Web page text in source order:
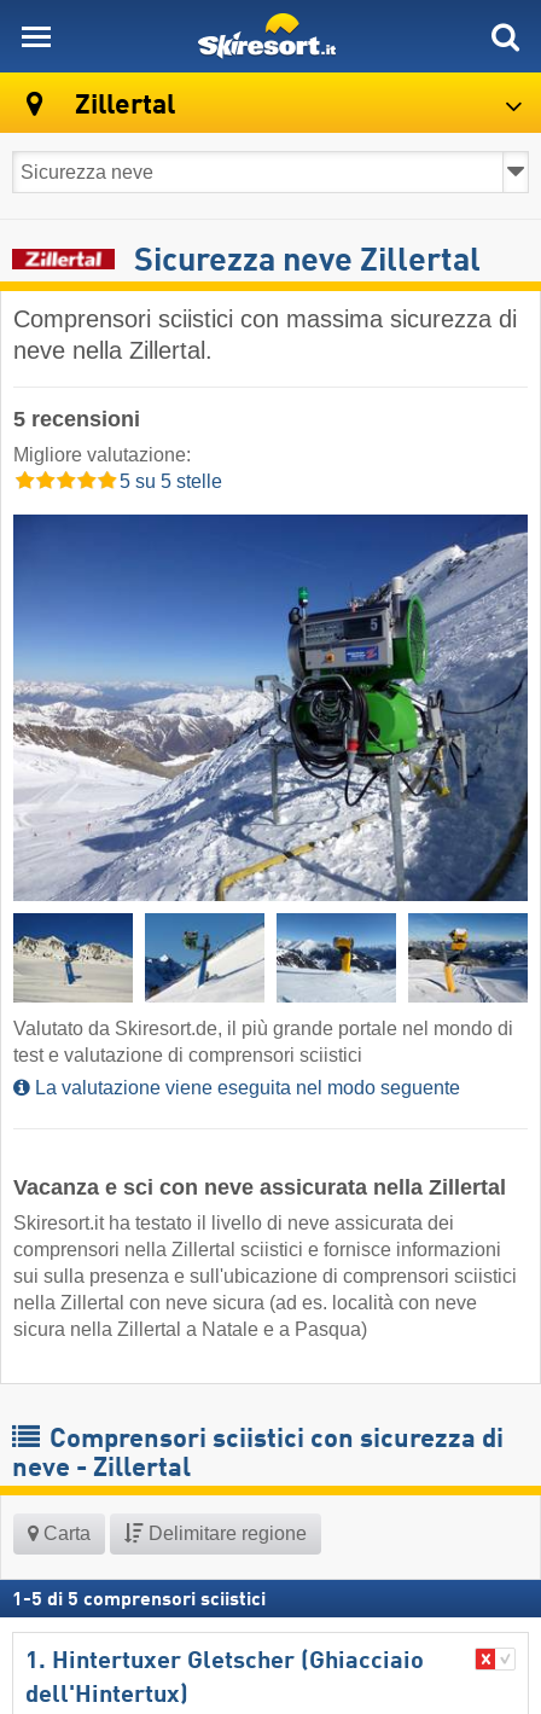
Zillertal
Sicurezza neve Zillertal
Comprensori sciistici con massima sicurezza di
neve nella Zillertal.
5 recensioni
Migliore valutazione:
5 su 5 stelle
Valutato da Skiresort.de, il più grande portale nel mondo di
test e valutazione di comprensori sciistici
La valutazione viene eseguita nel modo seguente
Vacanza e sci con neve assicurata nella Zillertal
Skiresort.it ha testato il livello di neve assicurata dei
comprensori nella Zillertal sciistici e fornisce informazioni
sui sulla presenza e sull'ubicazione di comprensori sciistici
nella Zillertal con neve sicura (ad es. località con neve
sicura nella Zillertal a Natale e a Pasqua)
Comprensori sciistici con sicurezza di
neve - Zillertal
Carta Delimitare regione
1 -5 di 5 comprensori sciistici
1. Hintertuxer Gletscher (Ghiacciaio
dell'Hintertux)